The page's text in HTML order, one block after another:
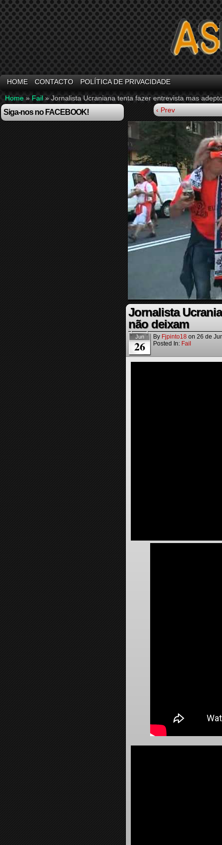
HOME CONTACTO POLÍTICA DE PRIVACIDADE
Home » Fail » Jornalista Ucraniana tenta fazer entrevista mas
Siga-nos no FACEBOOK! ‹ Prev
Jornalista
não deixam
Jun
26
By Fjpinto18 on 26 de
Posted In: Fail